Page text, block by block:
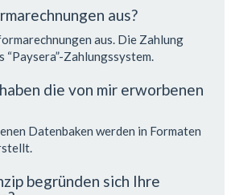
aus?
aus. Die Zahlung
Zahlungssystem.
die von mir erworbenen
Datenbaken werden in Formaten
begründen sich Ihre